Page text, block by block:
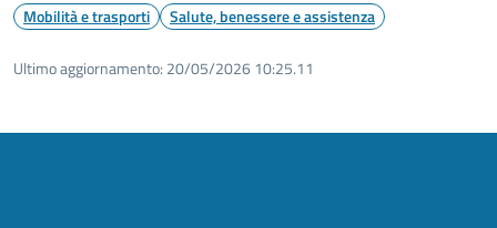
Mobilità e trasporti Salute, benessere e assistenza
Ultimo aggiornamento: 20/05/2026 10:25.11